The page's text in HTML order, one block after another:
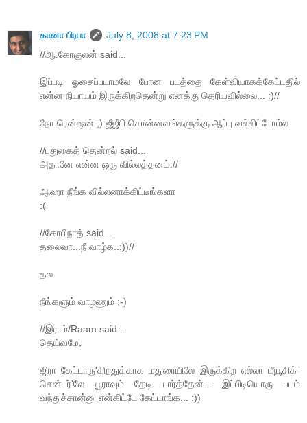
கானா பிரபா
July 8, 2008 at 7:23 PM
//ஆ.கோகுலன் said...
இப்படி ஓசைப்படாமலே போன படத்தை கேள்வியாகக்கேட்டதில்
என்ன நியாயம் இருக்கிறதென்று எனக்கு தெரியவில்லை... :)//
நோ ரென்ஷன் ;) ஜீஜீபி சொன்னவங்களுக்கு ஆப்பு வச்சிட்டோம்ல
//புதுகைத் தென்றல் said...
அதானே என்ன ஒரு வில்லத்தனம்.//
ஆஹா நீங்க வில்லனாக்கிட்டீங்களா
:(
//கோபிநாத் said...
தலைவா...நீ வாழ்க..;))//
தல
நீங்களும் வாழணும் ;-)
//இராம்/Raam said...
தெய்வமே,
ஜிரா கேட்டாரு'கிறதுக்காக மதுரையிலே இருக்கிற எல்லா மீயூசிக்-
சென்டர்'லே பூராவும் தேடி பார்த்தேன்... இப்பிடியொரு படம்
வந்துச்சான்னு என்கிட்டே கேட்டாங்க... :))